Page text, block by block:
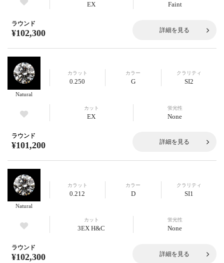
EX Faint
ラウンド
¥102,300 詳細を見る
Natural
カラット
0.250
カラー
G
クラリティ
SI2
カット
EX
蛍光性
None
ラウンド
¥101,200 詳細を見る
Natural
カラット
0.212
カラー
D
クラリティ
SI1
カット
3EX H&C
蛍光性
None
ラウンド
¥102,300 詳細を見る